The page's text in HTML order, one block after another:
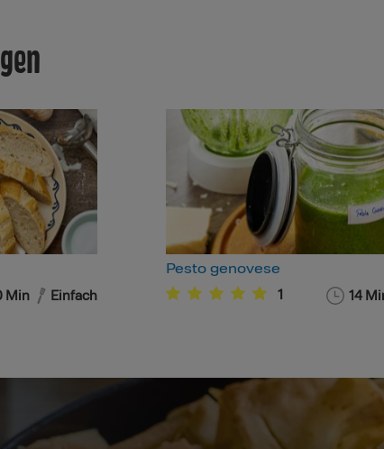
Min Einfach
Pesto genovese
1 14